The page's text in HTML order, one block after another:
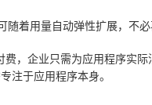
着用量自动弹性扩展，不
，企业只需为应用程序实
注于应用程序本身。